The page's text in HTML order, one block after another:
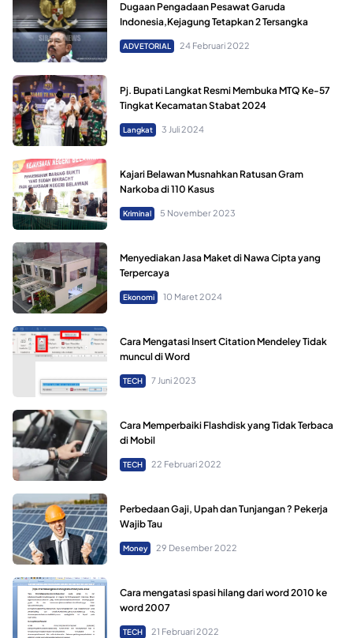
Dugaan Pengadaan Pesawat Garuda
Indonesia,Kejagung Tetapkan 2 Tersangka
ADVETORIAL 24 Februari 2022
Pj. Bupati Langkat Resmi Membuka MTQ Ke-57
Tingkat Kecamatan Stabat 2024
Langkat 3 Juli 2024
Kajari Belawan Musnahkan Ratusan Gram
Narkoba di 110 Kasus
Kriminal 5 November 2023
Menyediakan Jasa Maket di Nawa Cipta yang
Terpercaya
Ekonomi 10 Maret 2024
Cara Mengatasi Insert Citation Mendeley Tidak
muncul di Word
TECH 7 Juni 2023
Cara Memperbaiki Flashdisk yang Tidak Terbaca
di Mobil
TECH 22 Februari 2022
Perbedaan Gaji, Upah dan Tunjangan ? Pekerja
Wajib Tau
Money 29 Desember 2022
Cara mengatasi spasi hilang dari word 2010 ke
word 2007
TECH 21 Februari 2022